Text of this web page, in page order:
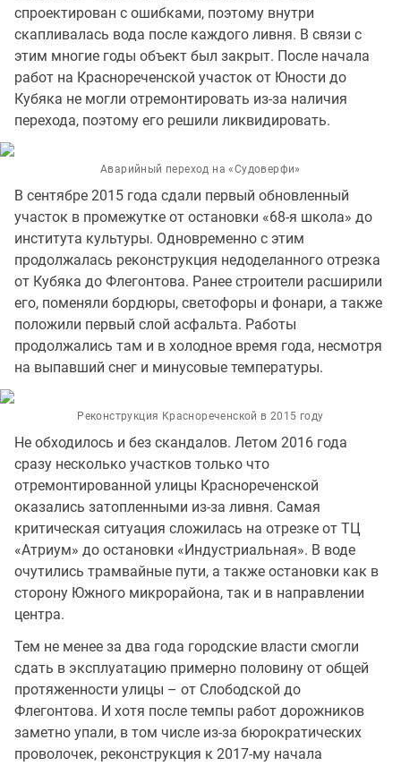
спроектирован с ошибками, поэтому внутри
скапливалась вода после каждого ливня. В связи с
этим многие годы объект был закрыт. После начала
работ на Краснореченской участок от Юности до
Кубяка не могли отремонтировать из-за наличия
перехода, поэтому его решили ликвидировать.
Аварийный переход на «Судоверфи»
В сентябре 2015 года сдали первый обновленный
участок в промежутке от остановки «68-я школа» до
института культуры. Одновременно с этим
продолжалась реконструкция недоделанного отрезка
от Кубяка до Флегонтова. Ранее строители расширили
его, поменяли бордюры, светофоры и фонари, а также
положили первый слой асфальта. Работы
продолжались там и в холодное время года, несмотря
на выпавший снег и минусовые температуры.
Реконструкция Краснореченской в 2015 году
Не обходилось и без скандалов. Летом 2016 года
сразу несколько участков только что
отремонтированной улицы Краснореченской
оказались затопленными из-за ливня. Самая
критическая ситуация сложилась на отрезке от ТЦ
«Атриум» до остановки «Индустриальная». В воде
очутились трамвайные пути, а также остановки как в
сторону Южного микрорайона, так и в направлении
центра.
Тем не менее за два года городские власти смогли
сдать в эксплуатацию примерно половину от общей
протяженности улицы – от Слободской до
Флегонтова. И хотя после темпы работ дорожников
заметно упали, в том числе из-за бюрократических
проволочек, реконструкция к 2017-му начала